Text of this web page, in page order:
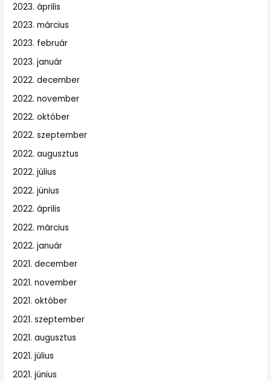
2023. április
2023. március
2023. február
2023. január
2022. december
2022. november
2022. október
2022. szeptember
2022. augusztus
2022. július
2022. június
2022. április
2022. március
2022. január
2021. december
2021. november
2021. október
2021. szeptember
2021. augusztus
2021. július
2021. június